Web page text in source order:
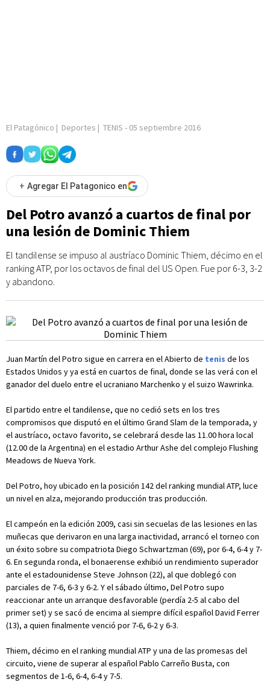
El Patagónico | Deportes | TENIS - 05 septiembre 2016
+ Agregar El Patagonico en
Del Potro avanzó a cuartos de final por
una lesión de Dominic Thiem
El tandilense se impuso al austríaco Dominic Thiem, décimo en el
ranking ATP, por los octavos de final del US Open. Fue por 6-3, 3-2
y abandono.
Juan Martín del Potro sigue en carrera en el Abierto de tenis de los
Estados Unidos y ya está en cuartos de final, donde se las verá con el
ganador del duelo entre el ucraniano Marchenko y el suizo Wawrinka.
El partido entre el tandilense, que no cedió sets en los tres
compromisos que disputó en el último Grand Slam de la temporada, y
el austríaco, octavo favorito, se celebrará desde las 11.00 hora local
(12.00 de la Argentina) en el estadio Arthur Ashe del complejo Flushing
Meadows de Nueva York.
Del Potro, hoy ubicado en la posición 142 del ranking mundial ATP, luce
un nivel en alza, mejorando producción tras producción.
El campeón en la edición 2009, casi sin secuelas de las lesiones en las
muñecas que derivaron en una larga inactividad, arrancó el torneo con
un éxito sobre su compatriota Diego Schwartzman (69), por 6-4, 6-4 y 7-
6. En segunda ronda, el bonaerense exhibió un rendimiento superador
ante el estadounidense Steve Johnson (22), al que doblegó con
parciales de 7-6, 6-3 y 6-2. Y el sábado último, Del Potro supo
reaccionar ante un arranque desfavorable (perdía 2-5 al cabo del
primer set) y se sacó de encima al siempre difícil español David Ferrer
(13), a quien finalmente venció por 7-6, 6-2 y 6-3.
Thiem, décimo en el ranking mundial ATP y una de las promesas del
circuito, viene de superar al español Pablo Carreño Busta, con
segmentos de 1-6, 6-4, 6-4 y 7-5.